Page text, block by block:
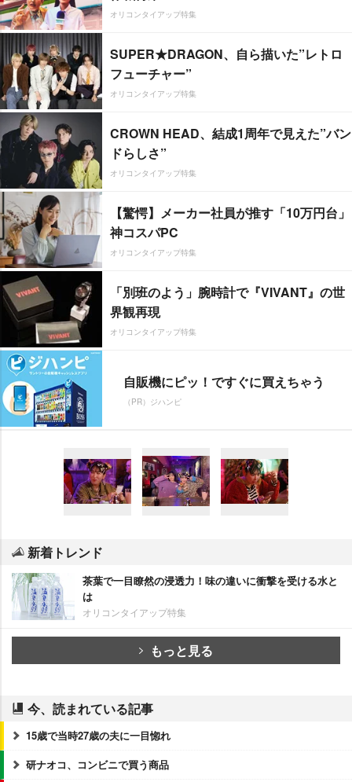
オリコンタイアップ特集
SUPER★DRAGON、自ら描いた”レトロ
フューチャー”
オリコンタイアップ特集
CROWN HEAD、結成1周年で見えた”バン
ドらしさ”
オリコンタイアップ特集
【驚愕】メーカー社員が推す「10万円台」
神コスパPC
オリコンタイアップ特集
「別班のよう」腕時計で『VIVANT』の世
界観再現
オリコンタイアップ特集
自販機にピッ！ですぐに買えちゃう
（PR）ジハンピ
新着トレンド
茶葉で一目瞭然の浸透力！味の違いに衝撃を受ける水と
は
オリコンタイアップ特集
もっと見る
今、読まれている記事
15歳で当時27歳の夫に一目惚れ
研ナオコ、コンビニで買う商品